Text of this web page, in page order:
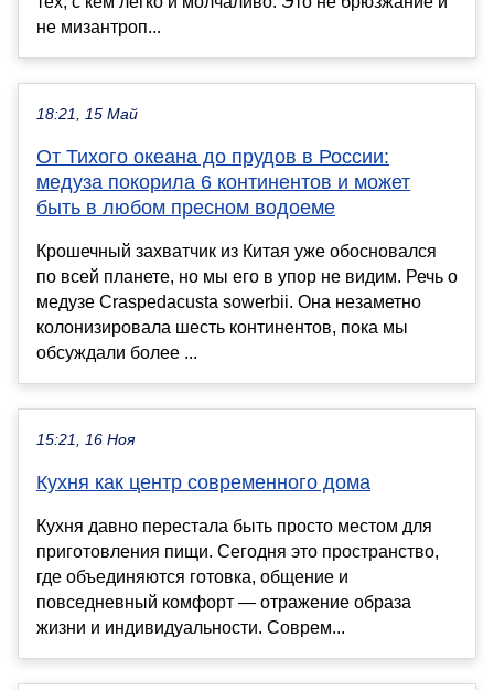
не мизантроп...
18:21, 15 Май
От Тихого океана до прудов в России:
медуза покорила 6 континентов и может
быть в любом пресном водоеме
Крошечный захватчик из Китая уже обосновался
по всей планете, но мы его в упор не видим. Речь о
медузе Craspedacusta sowerbii. Она незаметно
колонизировала шесть континентов, пока мы
обсуждали более ...
15:21, 16 Ноя
Кухня как центр современного дома
Кухня давно перестала быть просто местом для
приготовления пищи. Сегодня это пространство,
где объединяются готовка, общение и
повседневный комфорт — отражение образа
жизни и индивидуальности. Соврем...